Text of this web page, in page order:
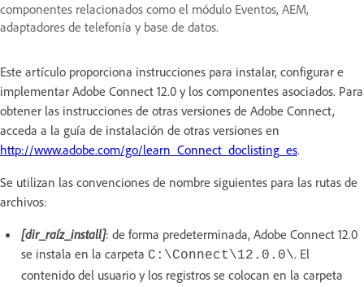
componentes relacionados como el módulo Eventos, AEM,
adaptadores de telefonía y base de datos.
Este artículo proporciona instrucciones para instalar, configurar e
implementar Adobe Connect 12.0 y los componentes asociados. Para
obtener las instrucciones de otras versiones de Adobe Connect,
acceda a la guía de instalación de otras versiones en
http://www.adobe.com/go/learn_Connect_doclisting_es.
Se utilizan las convenciones de nombre siguientes para las rutas de
archivos:
[dir_raíz_install]: de forma predeterminada, Adobe Connect 12.0
se instala en la carpeta C:\Connect\12.0.0\. El
contenido del usuario y los registros se colocan en la carpeta